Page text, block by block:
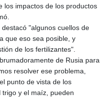
los impactos de los productos
"algunos cuellos de
que eso sea posible, y
de los fertilizantes".
de Rusia para
resolver ese problema,
punto de vista de los
y el maíz, pueden